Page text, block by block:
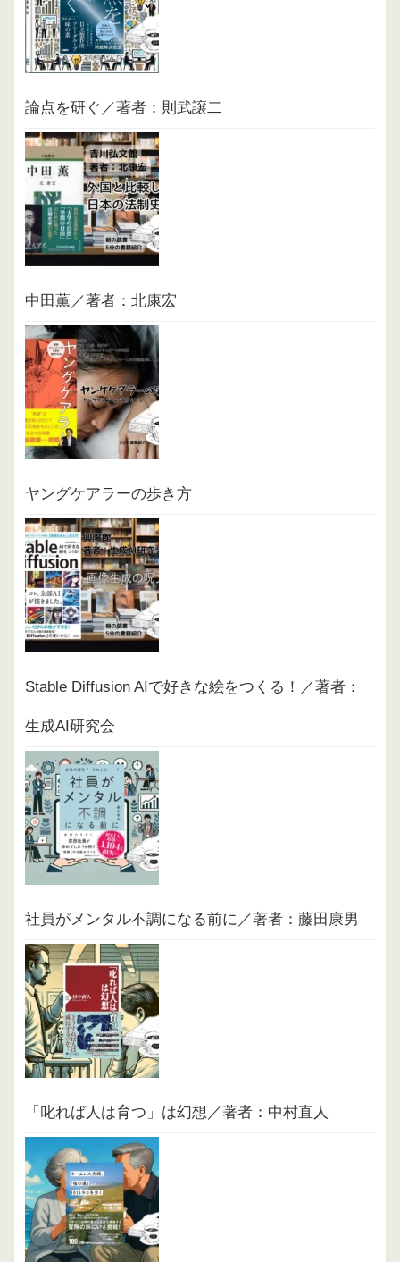
論点を研ぐ／著者：則武譲二
中田薫／著者：北康宏
ヤングケアラーの歩き方
Stable Diffusion AIで好きな絵をつくる！／著者：
生成AI研究会
社員がメンタル不調になる前に／著者：藤田康男
「叱れば人は育つ」は幻想／著者：中村直人